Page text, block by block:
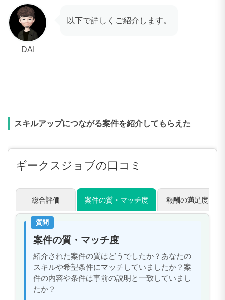
DAI
以下で詳しくご紹介します。
スキルアップにつながる案件を紹介してもらえた
ギークスジョブの口コミ
総合評価 案件の質・マッチ度 報酬の満足度
質問
案件の質・マッチ度
紹介された案件の質はどうでしたか？あなたの
スキルや希望条件にマッチしていましたか？案
件の内容や条件は事前の説明と一致していまし
たか？